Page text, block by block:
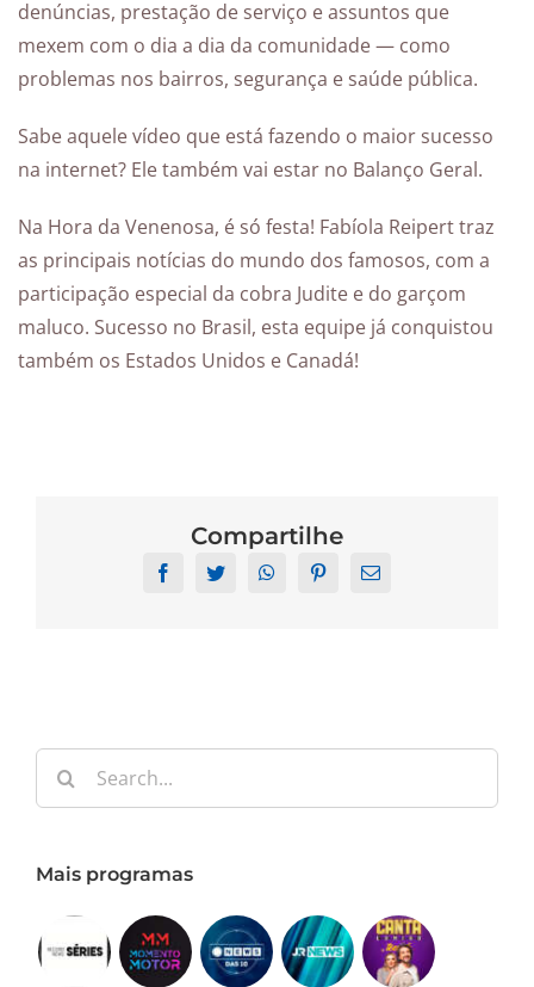
denúncias, prestação de serviço e assuntos que
mexem com o dia a dia da comunidade — como
problemas nos bairros, segurança e saúde pública.
Sabe aquele vídeo que está fazendo o maior sucesso
na internet? Ele também vai estar no Balanço Geral.
Na Hora da Venenosa, é só festa! Fabíola Reipert traz
as principais notícias do mundo dos famosos, com a
participação especial da cobra Judite e do garçom
maluco. Sucesso no Brasil, esta equipe já conquistou
também os Estados Unidos e Canadá!
Compartilhe
FacebookTwitter WhatsAppPinterestEmail
Search
for:
Mais programas